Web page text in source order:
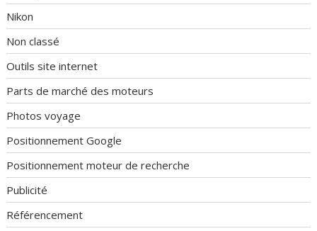
Nikon
Non classé
Outils site internet
Parts de marché des moteurs
Photos voyage
Positionnement Google
Positionnement moteur de recherche
Publicité
Référencement